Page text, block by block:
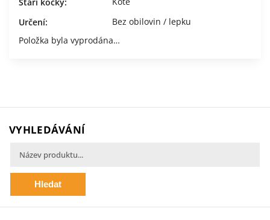
Určení:
Bez obilovin / lepku
Položka byla vyprodána…
VYHLEDÁVÁNÍ
Hledat